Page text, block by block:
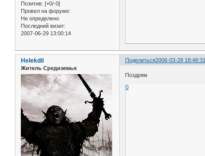
Позитив: [+0/-0]
Провел на форуме:
Не определено
Последний визит:
2007-06-29 13:00:14
Поделиться2006-03-28 18:48:31
Helekdil
Житель Средиземья
Поздрям
0